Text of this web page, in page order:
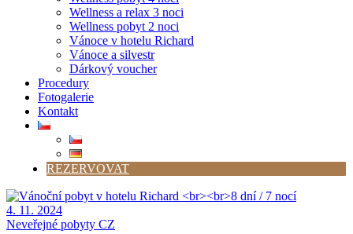
Wellness a relax 3 noci
Wellness pobyt 2 noci
Vánoce v hotelu Richard
Vánoce a silvestr
Dárkový voucher
Procedury
Fotogalerie
Kontakt
REZERVOVAT
4. 11. 2024
Neveřejné pobyty CZ